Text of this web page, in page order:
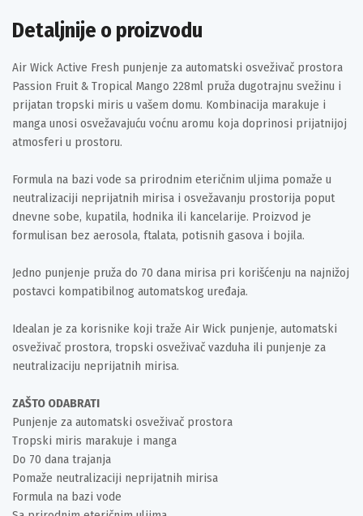
Detaljnije o proizvodu
Air Wick Active Fresh punjenje za automatski osveživač prostora
Passion Fruit & Tropical Mango 228ml pruža dugotrajnu svežinu i
prijatan tropski miris u vašem domu. Kombinacija marakuje i
manga unosi osvežavajuću voćnu aromu koja doprinosi prijatnijoj
atmosferi u prostoru.
Formula na bazi vode sa prirodnim eteričnim uljima pomaže u
neutralizaciji neprijatnih mirisa i osvežavanju prostorija poput
dnevne sobe, kupatila, hodnika ili kancelarije. Proizvod je
formulisan bez aerosola, ftalata, potisnih gasova i bojila.
Jedno punjenje pruža do 70 dana mirisa pri korišćenju na najnižoj
postavci kompatibilnog automatskog uređaja.
Idealan je za korisnike koji traže Air Wick punjenje, automatski
osveživač prostora, tropski osveživač vazduha ili punjenje za
neutralizaciju neprijatnih mirisa.
ZAŠTO ODABRATI
Punjenje za automatski osveživač prostora
Tropski miris marakuje i manga
Do 70 dana trajanja
Pomaže neutralizaciji neprijatnih mirisa
Formula na bazi vode